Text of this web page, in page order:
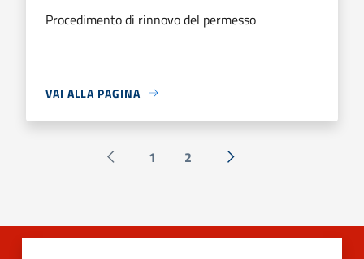
Procedimento di rinnovo del permesso
VAI ALLA PAGINA
Pagina precedente
1 2 Successiva »